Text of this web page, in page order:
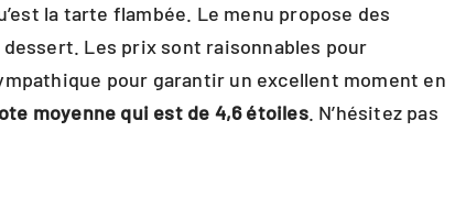
la tarte flambée. Le menu propose des
Les prix sont raisonnables pour
pour garantir un excellent moment en
moyenne qui est de 4,6 étoiles. N’hésitez pas